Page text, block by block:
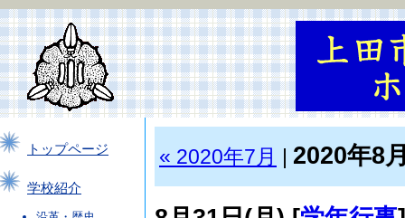
トップページ
学校紹介
« 2020年7月 2020年8